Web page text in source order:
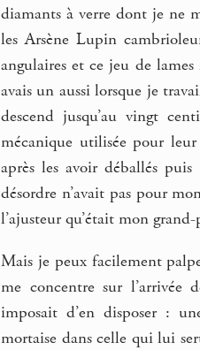
diamants à verre dont je ne
les Arsène Lupin
angulaires et ce jeu de
avais un aussi lorsque je
descend jusqu’au vingt
mécanique utilisée pour
après les avoir déballés
désordre n’avait pas pour
l’ajusteur qu’était mon grand-
Mais je peux facilement
me concentre sur l’arrivée
imposait d’en disposer :
mortaise dans celle qui lui